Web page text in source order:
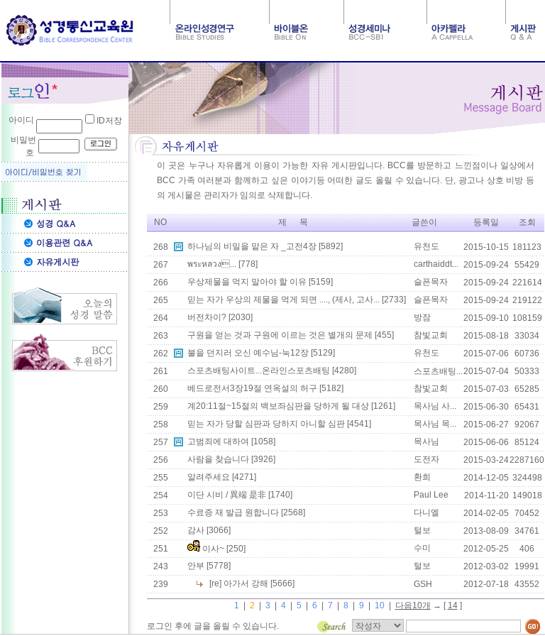
아이디
ID저장
비밀번
호
이 곳은 누구나 자유롭게 이용이 가능한 자유 게시판입니다. BCC를 방문하고 느낀점이나 일상에서
BCC 가족 여러분과 함께하고 싶은 이야기등 어떠한 글도 올릴 수 있습니다. 단, 광고나 상호 비방 등
의 게시물은 관리자가 임의로 삭제합니다.
NO 제 목 글쓴이 등록일 조회
268 하나님의 비밀을 맡은 자 _고전4장 [5892] 유천도 2015-10-15 181123
267
พระหลวง... [778] carthaiddt... 2015-09-24 55429
266
우상제물을 먹지 말아야 할 이유 [5159] 슬픈목자 2015-09-24 221614
265
믿는 자가 우상의 제물을 먹게 되면 ...., (제사, 고사... [2733] 슬픈목자 2015-09-24 219122
264
버전차이? [2030] 방잠 2015-09-10 108159
263
구원을 얻는 것과 구원에 이르는 것은 별개의 문제 [455] 참빛교회 2015-08-18
33034
262
불을 던지러 오신 예수님-눅12장 [5129] 유천도 2015-07-06
60736
261
스포츠배팅사이트...온라인스포츠배팅 [4280] 스포츠배팅...2015-07-04 50333
260
베드로전서3장19절 연옥설의 허구 [5182] 참빛교회 2015-07-03
65285
259
계20:11절~15절의 백보좌심판을 당하게 될 대상 [1261] 목사님 사... 2015-06-30 65431
258
믿는 자가 당할 심판과 당하지 아니할 심판 [4541] 목사님 목... 2015-06-27
92067
257
고범죄에 대하여 [1058] 목사님 2015-06-06
85124
256
사람을 찾습니다 [3926] 도전자 2015-03-242287160
255
알려주세요 [4271] 환희 2014-12-05 324498
254
이단 시비 / 異端 是非 [1740] Paul Lee 2014-11-20 149018
253
수료증 재 발급 원합니다 [2568] 다니엘 2014-02-05
70452
252
감사 [3066] 털보 2013-08-09
34761
251
이사~ [250] 수미 2012-05-25
406
243
안부 [5778] 털보 2012-03-02
19991
239
[re] 아가서 강해 [5666] GSH 2012-07-18 43552
1 2 3 4| 5 6 7 8 9 10| 다음10개 → [ 14]
로그인 후에 글을 올릴 수 있습니다.